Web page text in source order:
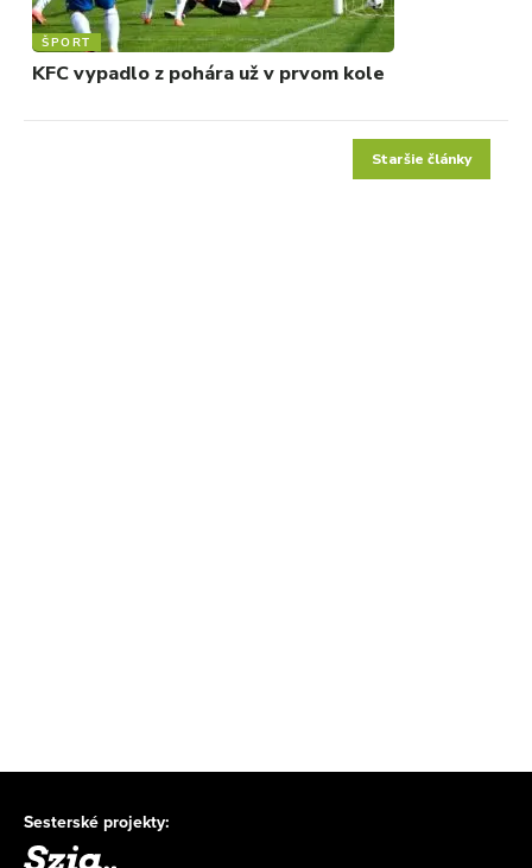
ŠPORT
KFC vypadlo z pohára už v prvom kole
Staršie články
Sesterské projekty: